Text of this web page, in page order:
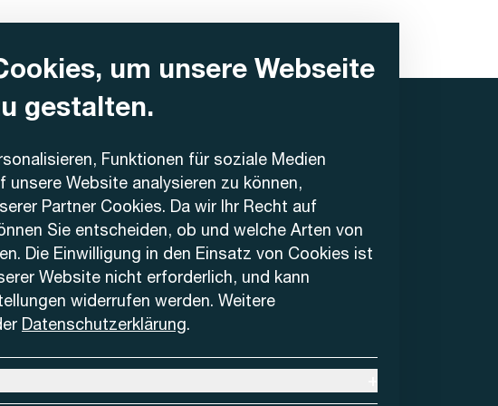
um unsere Webseite
gestalten.
Funktionen für soziale Medien
Website analysieren zu können,
Partner Cookies. Da wir Ihr Recht auf
Sie entscheiden, ob und welche Arten von
Die Einwilligung in den Einsatz von Cookies ist
Website nicht erforderlich, und kann
widerrufen werden. Weitere
Datenschutzerklärung.
und Umgebung AG